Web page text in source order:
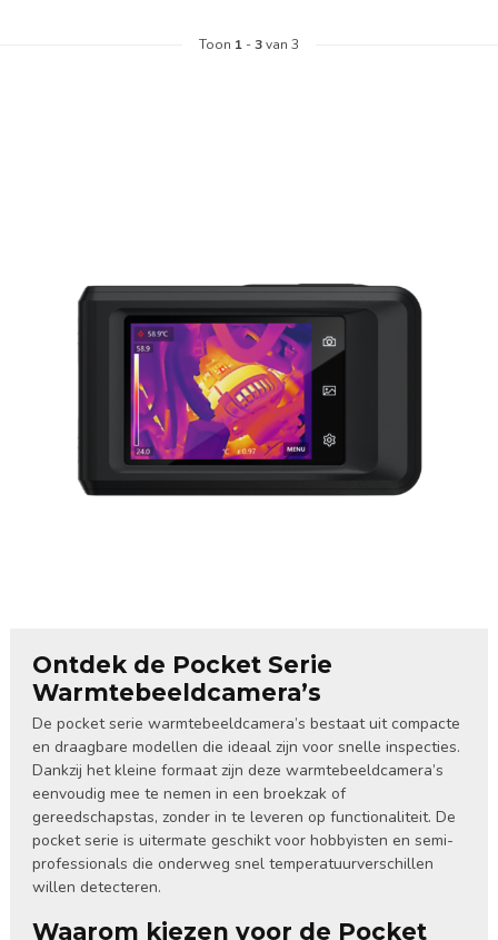
Toon 1 -3van 3
Ontdek de Pocket Serie
Warmtebeeldcamera’s
De pocket serie warmtebeeldcamera’s bestaat uit compacte
en draagbare modellen die ideaal zijn voor snelle inspecties.
Dankzij het kleine formaat zijn deze warmtebeeldcamera’s
eenvoudig mee te nemen in een broekzak of
gereedschapstas, zonder in te leveren op functionaliteit. De
pocket serie is uitermate geschikt voor hobbyisten en semi-
professionals die onderweg snel temperatuurverschillen
willen detecteren.
Waarom kiezen voor de Pocket